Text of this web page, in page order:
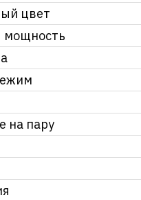
цвет
мощность
на пару